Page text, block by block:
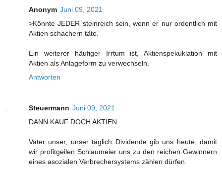
Anonym Juni 09, 2021
>Könnte JEDER steinreich sein, wenn er nur ordentlich mit
Aktien schachern täte.
Ein weiterer häufiger Irrtum ist, Aktienspekuklation mit
Aktien als Anlageform zu verwechseln.
Antworten
Steuermann Juni 09, 2021
DANN KAUF DOCH AKTIEN.
Vater unser, unser täglich Dividende gib uns heute, damit
wir profitgeilen Schlaumeier uns zu den reichen Gewinnern
eines asozialen Verbrechersystems zählen dürfen.